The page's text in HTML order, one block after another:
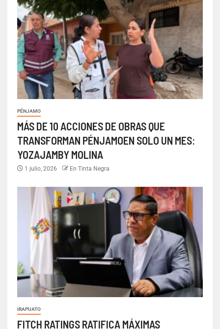
PÉNJAMO
MÁS DE 10 ACCIONES DE OBRAS QUE
TRANSFORMAN PÉNJAMOEN SOLO UN MES:
YOZAJAMBY MOLINA
1 julio, 2026 En Tinta Negra
IRAPUATO
FITCH RATINGS RATIFICA MÁXIMAS